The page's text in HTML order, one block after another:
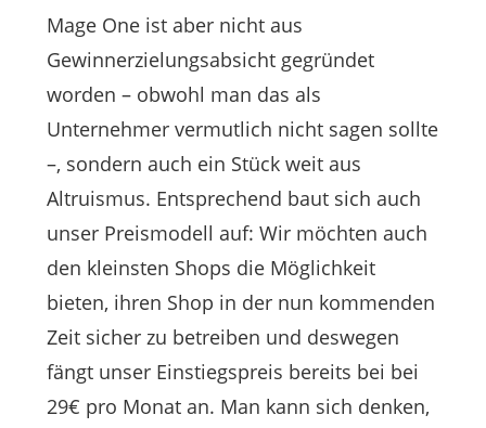
Mage One ist aber nicht aus
Gewinnerzielungsabsicht gegründet
worden – obwohl man das als
Unternehmer vermutlich nicht sagen sollte
–, sondern auch ein Stück weit aus
Altruismus. Entsprechend baut sich auch
unser Preismodell auf: Wir möchten auch
den kleinsten Shops die Möglichkeit
bieten, ihren Shop in der nun kommenden
Zeit sicher zu betreiben und deswegen
fängt unser Einstiegspreis bereits bei bei
29€ pro Monat an. Man kann sich denken,